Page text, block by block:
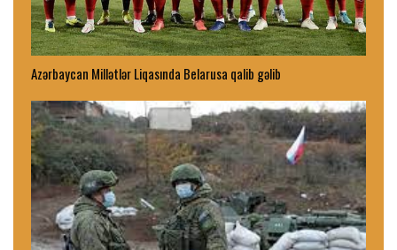
Azərbaycan Millətlər Liqasında Belarusa qalib gəlib